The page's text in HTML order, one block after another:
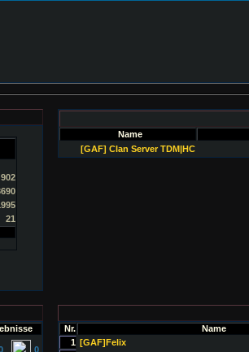
902
21
Name
[GAF] Clan Server TDM|HC
0
Nr.
Name
1 [GAF]Felix